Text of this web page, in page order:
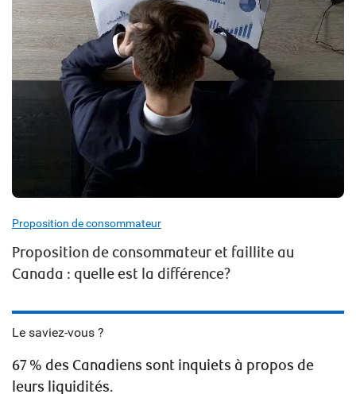
Proposition de consommateur
Proposition de consommateur et faillite au
Canada : quelle est la différence?
Le saviez-vous ?
67 % des Canadiens sont inquiets à propos de
leurs liquidités.